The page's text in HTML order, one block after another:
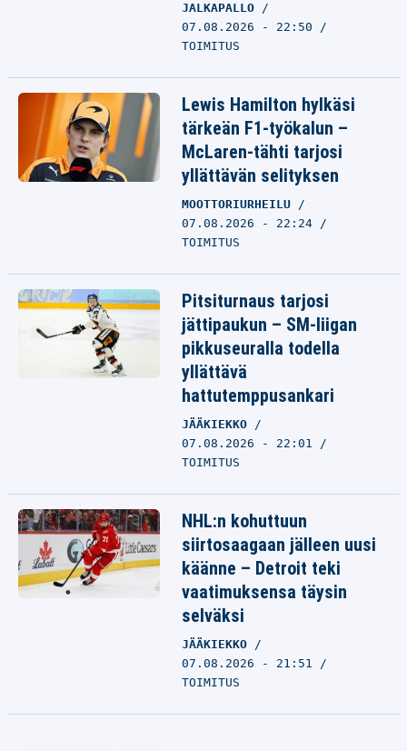
JALKAPALLO
07.08.2026 - 22:50
TOIMITUS
Lewis Hamilton hylkäsi
tärkeän F1-työkalun –
McLaren-tähti tarjosi
yllättävän selityksen
MOOTTORIURHEILU
07.08.2026 - 22:24
TOIMITUS
Pitsiturnaus tarjosi
jättipaukun – SM-liigan
pikkuseuralla todella
yllättävä
hattutemppusankari
JÄÄKIEKKO
07.08.2026 - 22:01
TOIMITUS
NHL:n kohuttuun
siirtosaagaan jälleen uusi
käänne – Detroit teki
vaatimuksensa täysin
selväksi
JÄÄKIEKKO
07.08.2026 - 21:51
TOIMITUS